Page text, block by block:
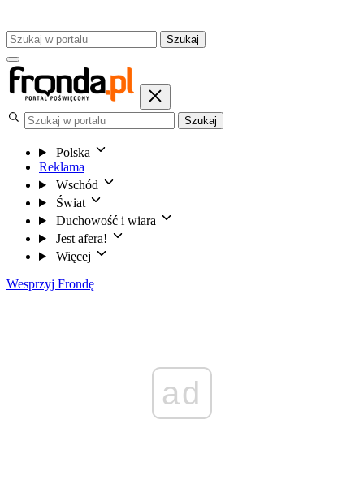
Szukaj
Szukaj
Polska
Reklama
Wschód
Świat
Duchowość i wiara
Jest afera!
Więcej
Wesprzyj Frondę
ad